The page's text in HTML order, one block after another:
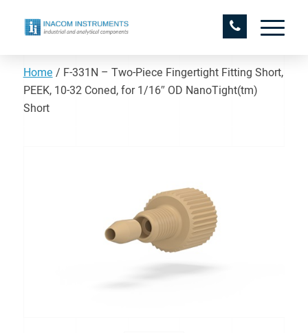
Home / F-331N – Two-Piece Fingertight Fitting Short,
PEEK, 10-32 Coned, for 1/16″ OD NanoTight(tm)
Short